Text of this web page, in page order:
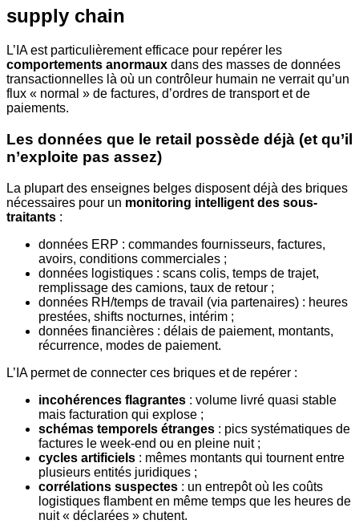
supply chain
L’IA est particulièrement efficace pour repérer les
comportements anormaux dans des masses de données
transactionnelles là où un contrôleur humain ne verrait qu’un
flux « normal » de factures, d’ordres de transport et de
paiements.
Les données que le retail possède déjà (et qu’il
n’exploite pas assez)
La plupart des enseignes belges disposent déjà des briques
nécessaires pour un monitoring intelligent des sous-
traitants :
données ERP : commandes fournisseurs, factures,
avoirs, conditions commerciales ;
données logistiques : scans colis, temps de trajet,
remplissage des camions, taux de retour ;
données RH/temps de travail (via partenaires) : heures
prestées, shifts nocturnes, intérim ;
données financières : délais de paiement, montants,
récurrence, modes de paiement.
L’IA permet de connecter ces briques et de repérer :
incohérences flagrantes : volume livré quasi stable
mais facturation qui explose ;
schémas temporels étranges : pics systématiques de
factures le week-end ou en pleine nuit ;
cycles artificiels : mêmes montants qui tournent entre
plusieurs entités juridiques ;
corrélations suspectes : un entrepôt où les coûts
logistiques flambent en même temps que les heures de
nuit « déclarées » chutent.